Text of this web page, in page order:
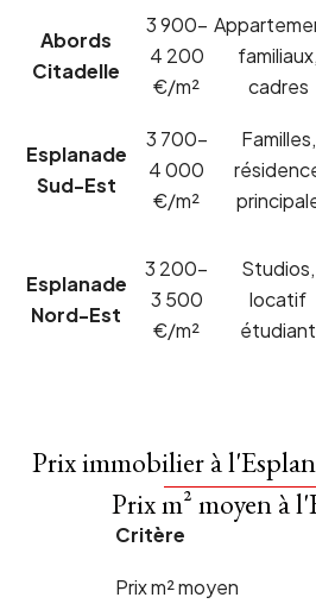
Abords
Citadelle
3 900–
4 200
€/m²
familiaux,
cadres
Esplanade
Sud-Est
3 700–
4 000
€/m²
Familles,
Esplanade
Nord-Est
3 200–
3 500
€/m²
Studios,
locatif
étudiant
Prix immobilier à
Prix m² moyen à
Critère
Prix m² moyen